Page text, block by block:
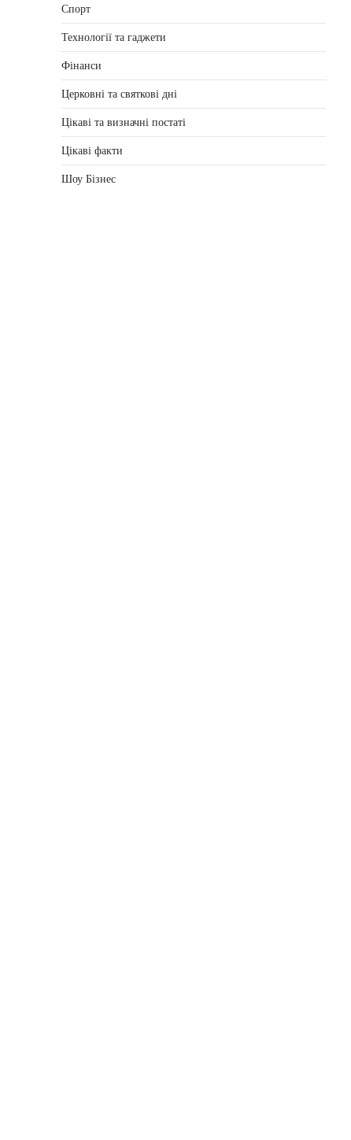
Спорт
Технології та гаджети
Фінанси
Церковні та святкові дні
Цікаві та визначні постаті
Цікаві факти
Шоу Бізнес